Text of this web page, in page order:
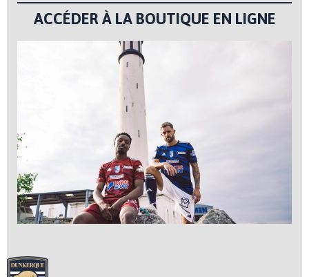
ACCÉDER À LA BOUTIQUE EN LIGNE